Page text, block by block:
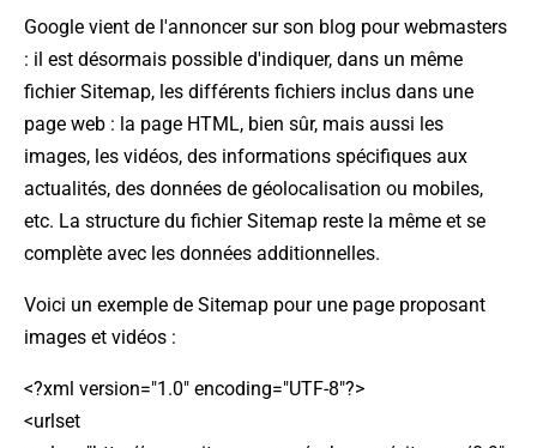
Google vient de l'annoncer sur son blog pour webmasters
: il est désormais possible d'indiquer, dans un même
fichier Sitemap, les différents fichiers inclus dans une
page web : la page HTML, bien sûr, mais aussi les
images, les vidéos, des informations spécifiques aux
actualités, des données de géolocalisation ou mobiles,
etc. La structure du fichier Sitemap reste la même et se
complète avec les données additionnelles.
Voici un exemple de Sitemap pour une page proposant
images et vidéos :
<?xml version="1.0" encoding="UTF-8"?>
<urlset